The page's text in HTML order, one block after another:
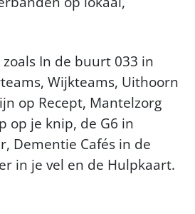
In de buurt 033 in
Wijkteams, Uithoorn
op Recept, Mantelzorg
op je knip, de G6 in
Dementie Cafés in de
in je vel en de Hulpkaart.